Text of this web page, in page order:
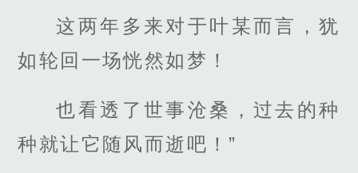
这两年多来对于叶某而言，犹
如轮回一场恍然如梦！
也看透了世事沧桑，过去的种
种就让它随风而逝吧！”